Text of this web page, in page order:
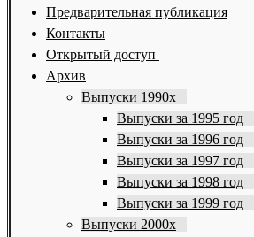
Предварительная публикация
Контакты
Открытый доступ
Архив
Выпуски 1990х
Выпуски за 1995 год
Выпуски за 1996 год
Выпуски за 1997 год
Выпуски за 1998 год
Выпуски за 1999 год
Выпуски 2000х